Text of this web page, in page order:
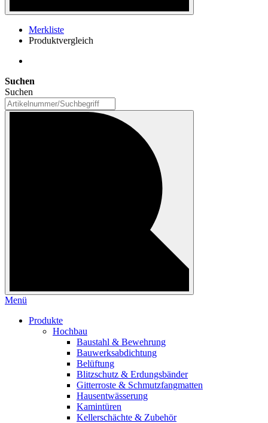
Merkliste
Produktvergleich
Suchen
Suchen
Menü
Produkte
Hochbau
Baustahl & Bewehrung
Bauwerksabdichtung
Belüftung
Blitzschutz & Erdungsbänder
Gitterroste & Schmutzfangmatten
Hausentwässerung
Kamintüren
Kellerschächte & Zubehör